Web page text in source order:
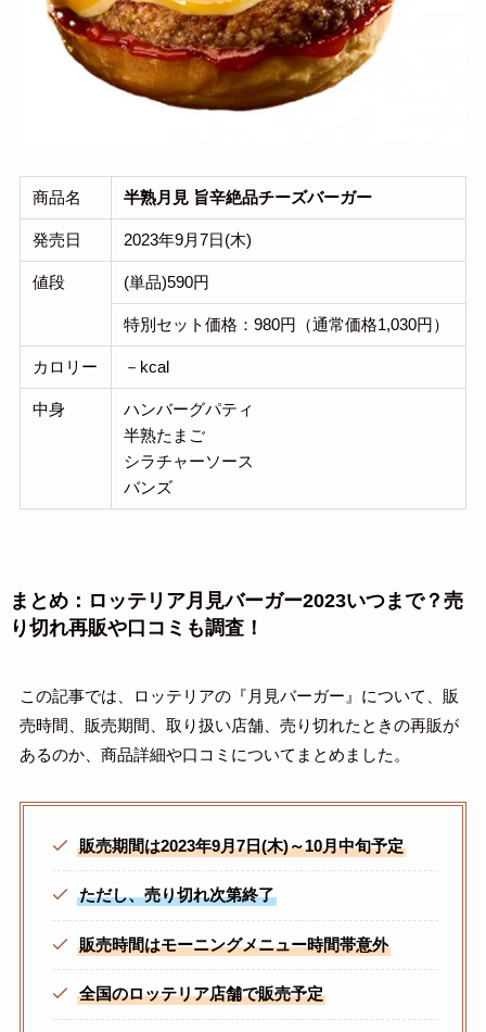
商品名 半熟月見 旨辛絶品チーズバーガー
発売日 2023年9月7日(木)
値段 (単品)590円
特別セット価格：980円（通常価格1,030円）
カロリー －kcal
中身
ハンバーグパティ
半熟たまご
シラチャーソース
バンズ
まとめ：ロッテリア月見バーガー2023いつまで？売
り切れ再販や口コミも調査！
この記事では、ロッテリアの『月見バーガー』について、販
売時間、販売期間、取り扱い店舗、売り切れたときの再販が
あるのか、商品詳細や口コミについてまとめました。
販売期間は2023年9月7日(木)～10月中旬予定
ただし、売り切れ次第終了
販売時間はモーニングメニュー時間帯意外
全国のロッテリア店舗で販売予定